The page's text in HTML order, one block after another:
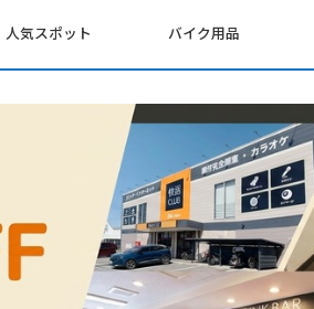
人気スポット バイク用品